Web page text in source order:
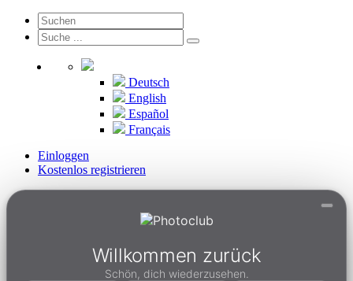
Deutsch
English
Español
Français
Einloggen
Kostenlos registrieren
Willkommen zurück
Schön, dich wiederzusehen.